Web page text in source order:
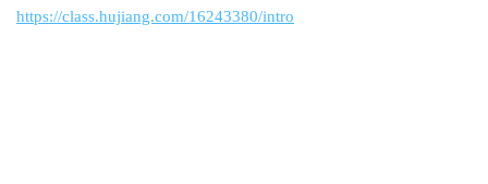
https://class.hujiang.com/16243380/intro